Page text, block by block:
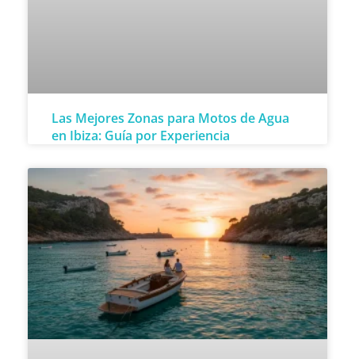
Las Mejores Zonas para Motos de Agua
en Ibiza: Guía por Experiencia